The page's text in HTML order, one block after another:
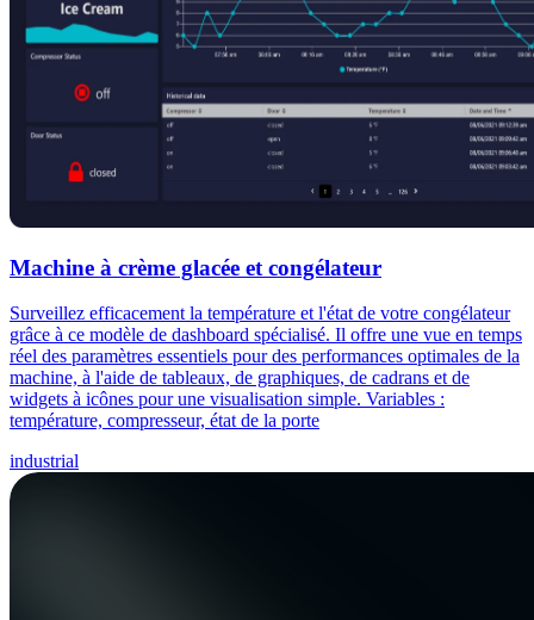
Machine à crème glacée et congélateur
Surveillez efficacement la température et l'état de votre congélateur
grâce à ce modèle de dashboard spécialisé. Il offre une vue en temps
réel des paramètres essentiels pour des performances optimales de la
machine, à l'aide de tableaux, de graphiques, de cadrans et de
widgets à icônes pour une visualisation simple. Variables :
température, compresseur, état de la porte
industrial